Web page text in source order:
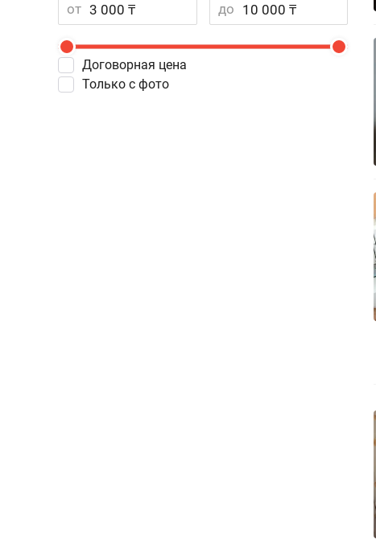
от до
Договорная цена
Только с фото